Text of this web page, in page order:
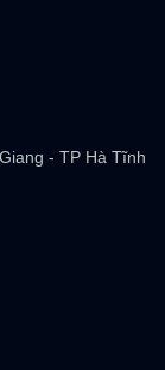
- TP Hà Tĩnh